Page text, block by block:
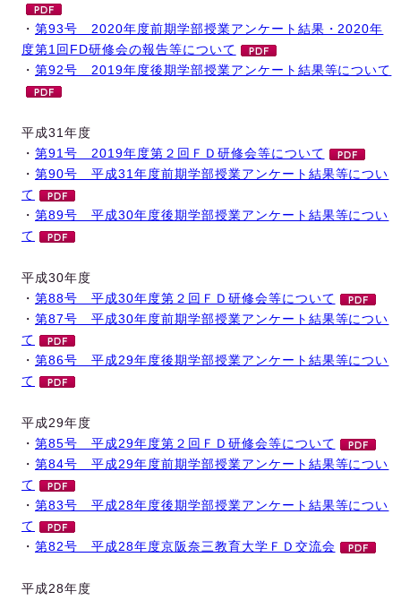
・ 第93号 2020年度前期学部授業アンケート結果・2020年
度第1回FD研修会の報告等について
・ 第92号 2019年度後期学部授業アンケート結果等について
平成31年度
・ 第91号 2019年度第２回ＦＤ研修会等について
・ 第90号 平成31年度前期学部授業アンケート結果等につい
て
・ 第89号 平成30年度後期学部授業アンケート結果等につい
て
平成30年度
・ 第88号 平成30年度第２回ＦＤ研修会等について
・ 第87号 平成30年度前期学部授業アンケート結果等につい
て
・ 第86号 平成29年度後期学部授業アンケート結果等につい
て
平成29年度
・ 第85号 平成29年度第２回ＦＤ研修会等について
・ 第84号 平成29年度前期学部授業アンケート結果等につい
て
・ 第83号 平成28年度後期学部授業アンケート結果等につい
て
・ 第82号 平成28年度京阪奈三教育大学ＦＤ交流会
平成28年度